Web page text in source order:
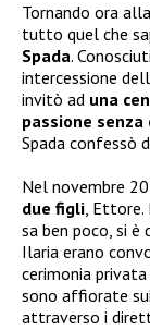
Tornando ora alla
tutto quel che
Spada.
intercessione
invitò ad una
passione senza
Spada confessò
Nel novembre
due figli, Ettore.
sa ben poco, si
Ilaria erano
cerimonia
sono affiorate
attraverso i